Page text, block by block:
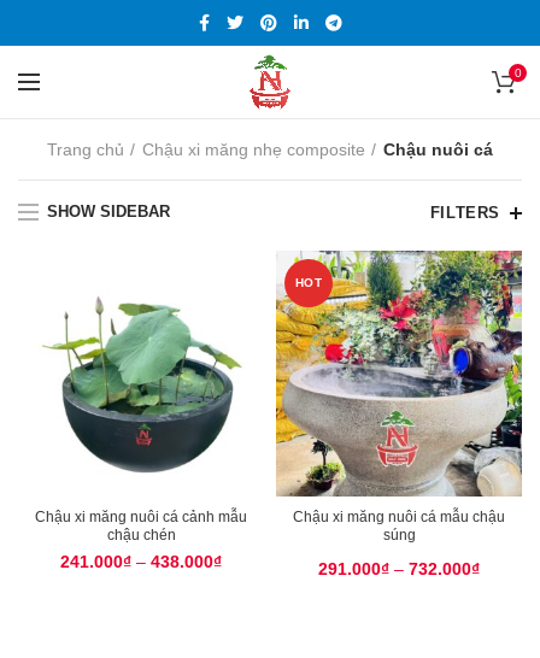
0
Trang chủ Chậu xi măng nhẹ composite Chậu nuôi cá
SHOW SIDEBAR FILTERS
Chậu xi măng nuôi cá cảnh mẫu
chậu chén
241.000₫ – 438.000₫
HOT
Chậu xi măng nuôi cá mẫu chậu
súng
291.000₫ – 732.000₫